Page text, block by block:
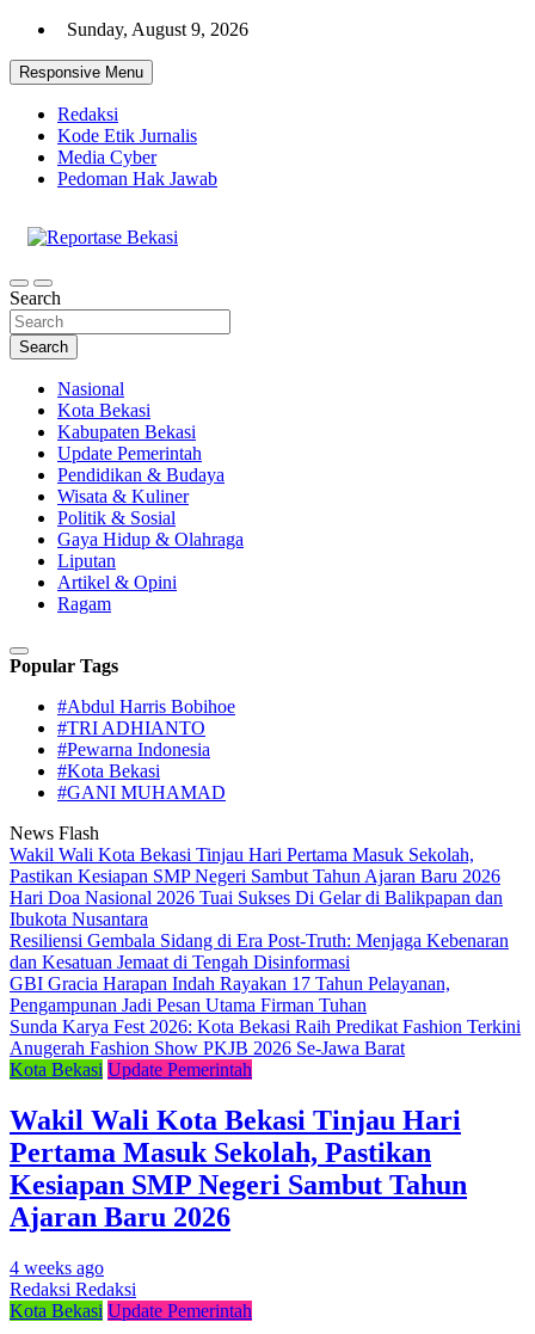
Skip
content
Sunday, August 9, 2026
Responsive Menu
Redaksi
Kode Etik Jurnalis
Media Cyber
Pedoman Hak Jawab
Reportase Bekasi
Cakrawala Informasi Warga Bekasi
Search
Search
Nasional
Kota Bekasi
Kabupaten Bekasi
Update Pemerintah
Pendidikan & Budaya
Wisata & Kuliner
Politik & Sosial
Gaya Hidup & Olahraga
Liputan
Artikel & Opini
Ragam
Popular Tags
#Abdul Harris Bobihoe
#TRI ADHIANTO
#Pewarna Indonesia
#Kota Bekasi
#GANI MUHAMAD
News Flash
Wakil Wali Kota Bekasi Tinjau Hari Pertama Masuk Sekolah,
Pastikan Kesiapan SMP Negeri Sambut Tahun Ajaran Baru 2026
Hari Doa Nasional 2026 Tuai Sukses Di Gelar di Balikpapan dan
Ibukota Nusantara
Resiliensi Gembala Sidang di Era Post-Truth: Menjaga Kebenaran
dan Kesatuan Jemaat di Tengah Disinformasi
GBI Gracia Harapan Indah Rayakan 17 Tahun Pelayanan,
Pengampunan Jadi Pesan Utama Firman Tuhan
Sunda Karya Fest 2026: Kota Bekasi Raih Predikat Fashion Terkini
Anugerah Fashion Show PKJB 2026 Se-Jawa Barat
Kota Bekasi Update Pemerintah
Wakil Wali Kota Bekasi Tinjau Hari
Pertama Masuk Sekolah, Pastikan
Kesiapan SMP Negeri Sambut Tahun
Ajaran Baru 2026
4 weeks ago
Redaksi Redaksi
Kota Bekasi Update Pemerintah